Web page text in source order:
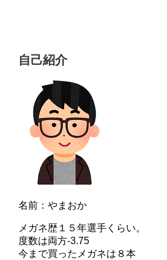
自己紹介
名前：やまおか
メガネ歴１５年選手くらい。
度数は両方-3.75
今まで買ったメガネは８本